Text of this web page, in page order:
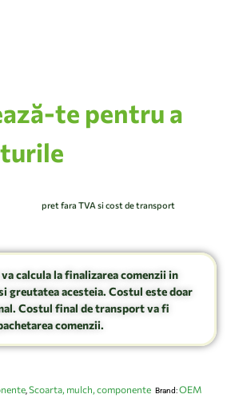
te pentru a
pret fara TVA si cost de transport
calcula la finalizarea comenzii in
greutatea acesteia. Costul este doar
Costul final de transport va fi
comenzii.
Scoarta, mulch, componente Brand:OEM